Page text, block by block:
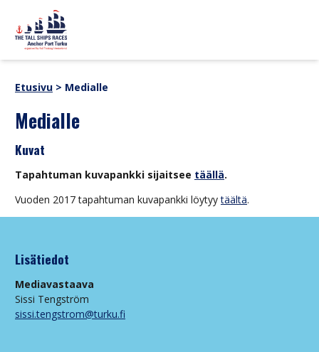
SUOMISVENSKAENGLISH
Uutiset
Verkkokauppa
Historia
OHJELMA
TAPAHTUMATIETOA
Etusivu > Medialle
Medialle
Kuvat
Tapahtuman kuvapankki sijaitsee täällä.
Vuoden 2017 tapahtuman kuvapankki löytyytäältä.
Lisätiedot
Mediavastaava
Sissi Tengström
sissi.tengstrom@turku.fi